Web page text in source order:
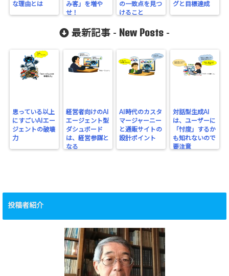
な理由とは
み客」を増や
せ！
の一致点を見つ
けること
グと目標達成
最新記事 - New Posts -
思っている以上
にすごいAIエー
ジェントの破壊
力
経営者向けのAI
エージェント型
ダシュボード
は、経営参謀と
なる
AI時代のカスタ
マージャーニー
と通販サイトの
設計ポイント
対話型生成AI
は、ユーザーに
「忖度」するか
も知れないので
要注意
投稿者紹介